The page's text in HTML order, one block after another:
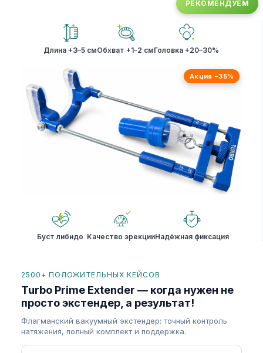
РЕКОМЕНДУЕМ
Длина +3–5 смОбхват +1–2 смГоловка +20–30%
Акция −35%
Буст либидо Качество эрекцииНадёжная фиксация
2500+ ПОЛОЖИТЕЛЬНЫХ КЕЙСОВ
Turbo Prime Extender — когда нужен не
просто экстендер, а результат!
Флагманский вакуумный экстендер: точный контроль
натяжения, полный комплект и поддержка.